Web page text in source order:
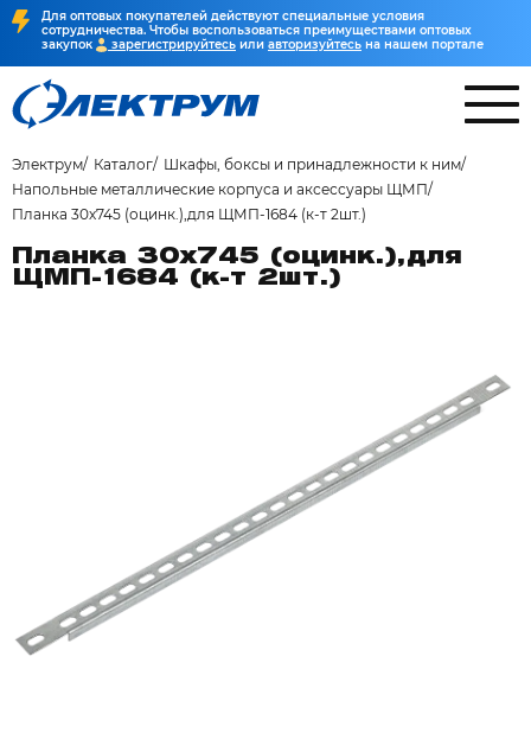
Для оптовых покупателей действуют специальные условия
сотрудничества. Чтобы воспользоваться преимуществами оптовых
закупок
зарегистрируйтесь или авторизуйтесь на нашем портале
Электрум Каталог
Шкафы, боксы и принадлежности к ним
Напольные металлические корпуса и аксессуары ЩМП
Планка 30х745 (оцинк.),для ЩМП-1684 (к-т 2шт.)
Планка 30х745 (оцинк.),для
ЩМП-1684 (к-т 2шт.)